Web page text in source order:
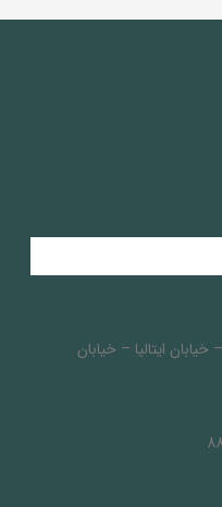
ايتاليا – خيابان